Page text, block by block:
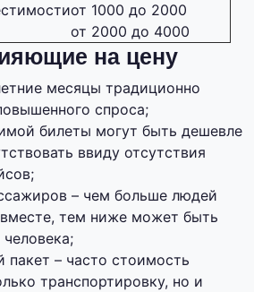
от 1000 до 2000
от 2000 до 4000
на цену
месяцы традиционно
спроса;
билеты могут быть дешевле
ввиду отсутствия
– чем больше людей
тем ниже может быть
пакет – часто стоимость
транспортировку, но и